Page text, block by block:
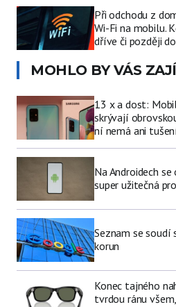
Při odchodu z
Wi-Fi na mobilu.
dříve či později
MOHLO BY VÁS
13 x a dost:
skrývají
ní nemá ani
Na Androidech
super užitečná
Seznam se
korun
Konec tajného
tvrdou ránu